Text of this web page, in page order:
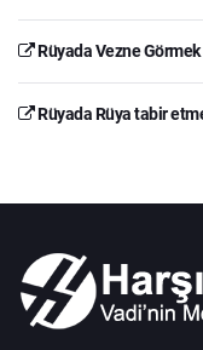
Rüyada Vezne Görmek
Rüyada Rüya tabir